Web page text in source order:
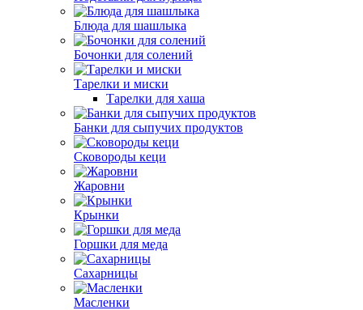
Блюда для шашлыка
Бочонки для солений
Тарелки и миски
Тарелки для хаша
Банки для сыпучих продуктов
Сковороды кеци
Жаровни
Крынки
Горшки для меда
Сахарницы
Масленки